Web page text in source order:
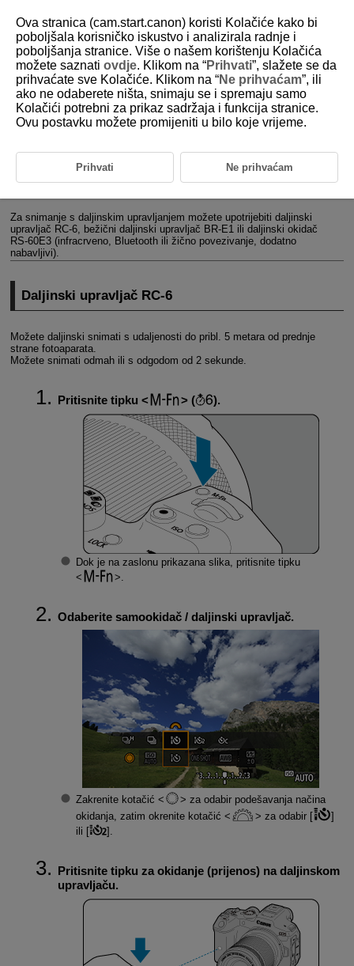
D180-133
Snimanje s daljinskim upravljačem
Bežični daljinski upravljač
Za snimanje s daljinskim upravljanjem možete upotrijebiti daljinski
upravljač RC-6, bežični daljinski upravljač BR-E1 ili daljinski okidač
RS-60E3(infracrveno, Bluetooth ili žično povezivanje, dodatno
nabavljivi).
Daljinski upravljač RC-6
Možete daljinski snimati s udaljenosti do pribl. 5 metara od prednje
strane fotoaparata.
Možete snimati odmah ili s odgodom od 2 sekunde.
Pritisnite tipku ( ).
Dok je na zaslonu prikazana slika, pritisnite tipku
Odaberite samookidač / daljinski upravljač.
Zakrenite kotačić
za odabir podešavanja načina
okidanja, zatim okrenite kotačić
za odabir [
]
ili [
].
Pritisnite tipku za okidanje (prijenos) na daljinskom
upravljaču.
Ova stranica (cam.start.canon) koristi Kolačiće kako bi
poboljšala korisničko iskustvo i analizirala radnje i
poboljšanja stranice. Više o našem korištenju Kolačića
možete saznati ovdje. Klikom na “Prihvati”, slažete se da
prihvaćate sve Kolačiće. Klikom na “Ne prihvaćam”, ili
ako ne odaberete ništa, snimaju se i spremaju samo
Kolačići potrebni za prikaz sadržaja i funkcija stranice.
Ovu postavku možete promijeniti u bilo koje vrijeme.
Prihvati Ne prihvaćam